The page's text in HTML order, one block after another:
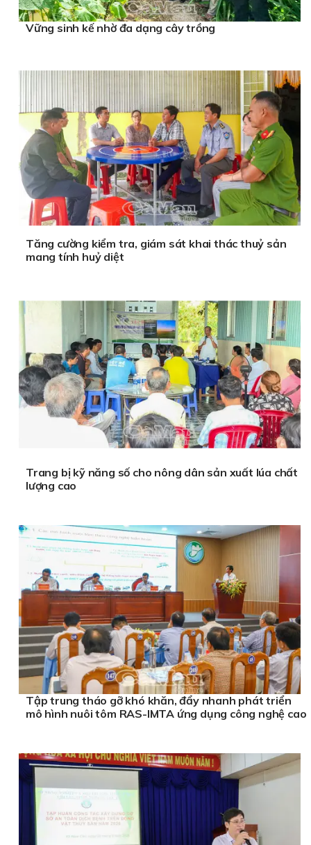
Vững sinh kế nhờ đa dạng cây trồng
Tăng cường kiểm tra, giám sát khai thác thuỷ sản
mang tính huỷ diệt
Trang bị kỹ năng số cho nông dân sản xuất lúa chất
lượng cao
Tập trung tháo gỡ khó khăn, đẩy nhanh phát triển
mô hình nuôi tôm RAS-IMTA ứng dụng công nghệ cao